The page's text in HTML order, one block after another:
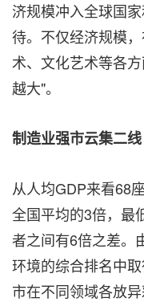
济规模冲入全球国
待。不仅经济规模
术、文化艺术等各
越大"。
制造业强市云集二线
从人均GDP来看68
全国平均的3倍，最
者之间有6倍之差。
环境的综合排名中
市在不同领域各放